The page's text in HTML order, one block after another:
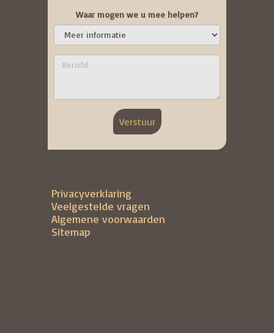
Waar mogen we u mee helpen?
Verstuur
Privacyverklaring
Veelgestelde vragen
Algemene voorwaarden
Sitemap